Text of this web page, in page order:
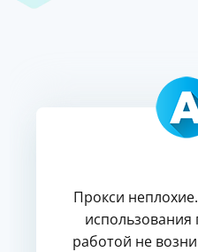
Прокси
работой не